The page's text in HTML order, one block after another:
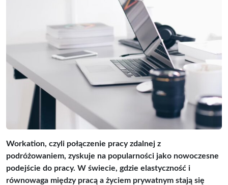
Workation, czyli połączenie pracy zdalnej z
podróżowaniem, zyskuje na popularności jako nowoczesne
podejście do pracy. W świecie, gdzie elastyczność i
równowaga między pracą a życiem prywatnym stają się